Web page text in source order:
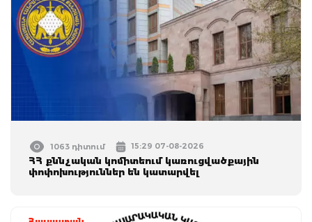
1063 դիտում 15:29 07-08-2026
ՀՀ քննչական կոմիտեում կառուցվածքային
փոփոխություններ են կատարվել